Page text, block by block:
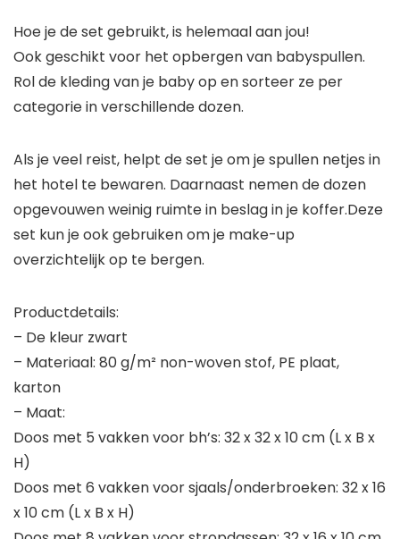
Hoe je de set gebruikt, is helemaal aan jou!
Ook geschikt voor het opbergen van babyspullen.
Rol de kleding van je baby op en sorteer ze per
categorie in verschillende dozen.
Als je veel reist, helpt de set je om je spullen netjes in
het hotel te bewaren. Daarnaast nemen de dozen
opgevouwen weinig ruimte in beslag in je koffer.Deze
set kun je ook gebruiken om je make-up
overzichtelijk op te bergen.
Productdetails:
– De kleur zwart
– Materiaal: 80 g/m² non-woven stof, PE plaat,
karton
– Maat:
Doos met 5 vakken voor bh’s: 32 x 32 x 10 cm (L x B x
H)
Doos met 6 vakken voor sjaals/onderbroeken: 32 x 16
x 10 cm (L x B x H)